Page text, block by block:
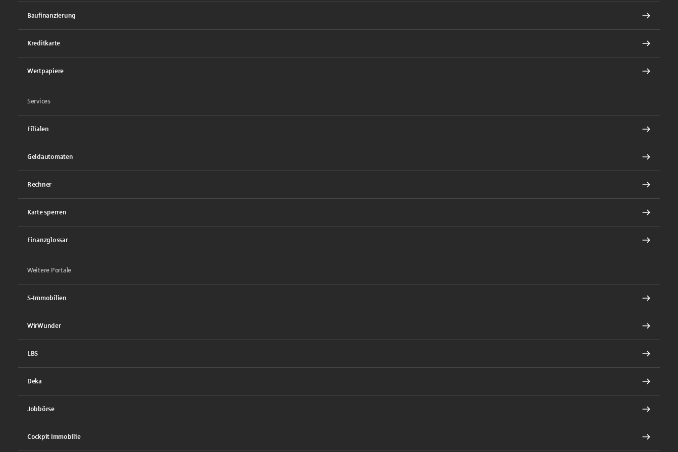
Baufinanzierung
Kreditkarte
Wertpapiere
Services
Filialen
Geldautomaten
Rechner
Karte sperren
Finanzglossar
Weitere Portale
S-Immobilien
WirWunder
LBS
Deka
Jobbörse
Cockpit Immobilie